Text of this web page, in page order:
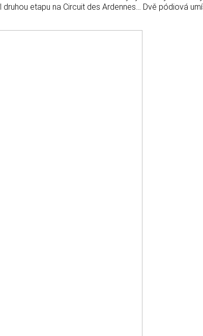
etapu na Circuit des Ardennes… Dvě pódiová